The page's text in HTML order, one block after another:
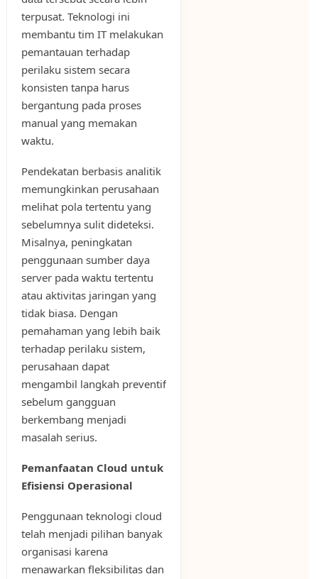
terpusat. Teknologi ini
membantu tim IT melakukan
pemantauan terhadap
perilaku sistem secara
konsisten tanpa harus
bergantung pada proses
manual yang memakan
waktu.
Pendekatan berbasis analitik
memungkinkan perusahaan
melihat pola tertentu yang
sebelumnya sulit dideteksi.
Misalnya, peningkatan
penggunaan sumber daya
server pada waktu tertentu
atau aktivitas jaringan yang
tidak biasa. Dengan
pemahaman yang lebih baik
terhadap perilaku sistem,
perusahaan dapat
mengambil langkah preventif
sebelum gangguan
berkembang menjadi
masalah serius.
Pemanfaatan Cloud untuk
Efisiensi Operasional
Penggunaan teknologi cloud
telah menjadi pilihan banyak
organisasi karena
menawarkan fleksibilitas dan